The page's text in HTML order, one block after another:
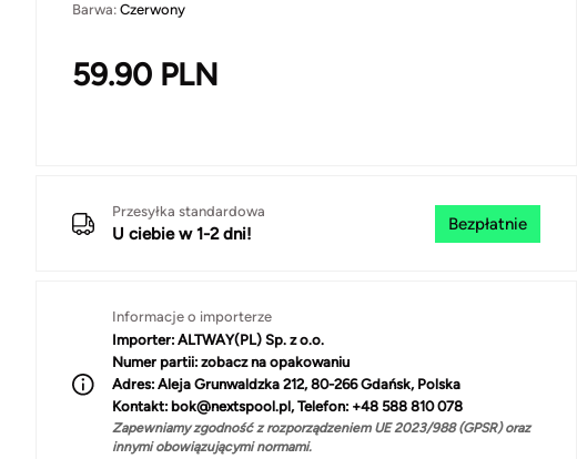
Barwa: Czerwony
59.90 PLN
Przesyłka standardowa
U ciebie w 1-2 dni!
Bezpłatnie
Informacje o importerze
Importer: ALTWAY(PL) Sp. z o.o.
Numer partii: zobacz na opakowaniu
Adres: Aleja Grunwaldzka 212, 80-266 Gdańsk, Polska
Kontakt: bok@nextspool.pl, Telefon: +48 588 810 078
Zapewniamy zgodność z rozporządzeniem UE 2023/988 (GPSR) oraz
innymi obowiązującymi normami.